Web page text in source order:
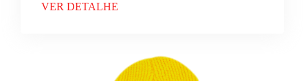
Mulheres, 100% Poliéster
VER DETALHE